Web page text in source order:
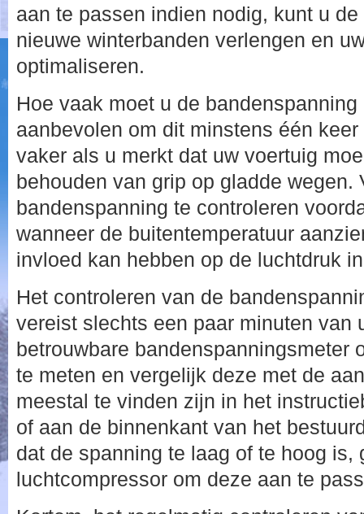
aan te passen indien nodig, kunt u
nieuwe winterbanden verlengen en
optimaliseren.
Hoe vaak moet u de
aanbevolen om dit minstens één
vaker als u merkt dat uw voertuig
behouden van grip op gladde wegen.
bandenspanning te controleren
wanneer de buitentemperatuur
invloed kan hebben op de luchtdruk
Het controleren van de
vereist slechts een paar minuten van
betrouwbare bandenspanningsmeter
te meten en vergelijk deze met de
meestal te vinden zijn in het
of aan de binnenkant van het
dat de spanning te laag of te hoog is,
luchtcompressor om deze aan te